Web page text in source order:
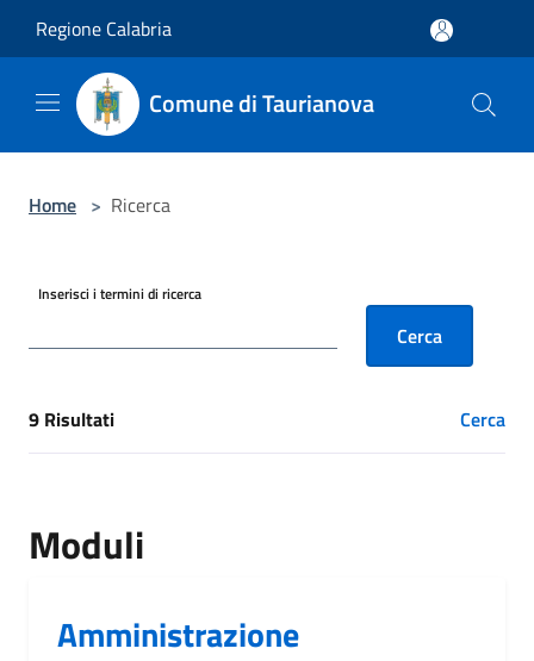
Regione Calabria
Comune di Taurianova
Home > Ricerca
Inserisci i termini di ricerca
Cerca
[results] Risultati
9 Risultati Cerca
Moduli
Amministrazione